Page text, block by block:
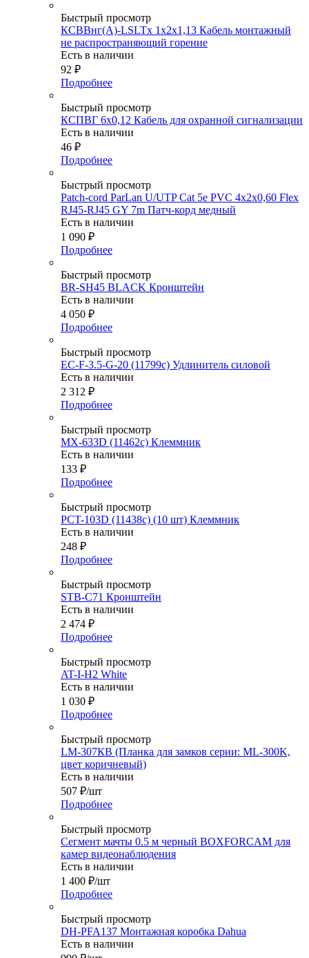
Быстрый просмотр
КСВВнг(А)-LSLTx 1х2х1,13 Кабель монтажный
не распространяющий горение
Есть в наличии
92 ₽
Подробнее
Быстрый просмотр
КСПВГ 6х0,12 Кабель для охранной сигнализации
Есть в наличии
46 ₽
Подробнее
Быстрый просмотр
Patch-cord ParLan U/UTP Cat 5e PVC 4х2х0,60 Flex
RJ45-RJ45 GY 7m Патч-корд медный
Есть в наличии
1 090 ₽
Подробнее
Быстрый просмотр
BR-SH45 BLACK Кронштейн
Есть в наличии
4 050 ₽
Подробнее
Быстрый просмотр
EC-F-3.5-G-20 (11799c) Удлинитель силовой
Есть в наличии
2 312 ₽
Подробнее
Быстрый просмотр
MX-633D (11462c) Клеммник
Есть в наличии
133 ₽
Подробнее
Быстрый просмотр
PCT-103D (11438c) (10 шт) Клеммник
Есть в наличии
248 ₽
Подробнее
Быстрый просмотр
STB-C71 Кронштейн
Есть в наличии
2 474 ₽
Подробнее
Быстрый просмотр
AT-I-H2 White
Есть в наличии
1 030 ₽
Подробнее
Быстрый просмотр
LM-307КB (Планка для замков серии: ML-300K,
цвет коричневый)
Есть в наличии
507 ₽/шт
Подробнее
Быстрый просмотр
Сегмент мачты 0.5 м черный BOXFORCAM для
камер видеонаблюдения
Есть в наличии
1 400 ₽/шт
Подробнее
Быстрый просмотр
DH-PFA137 Монтажная коробка Dahua
Есть в наличии